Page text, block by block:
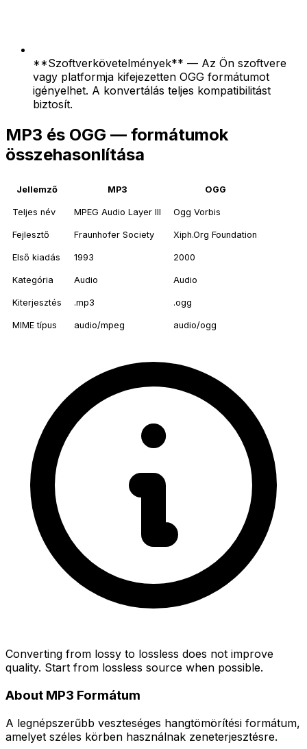
**Szoftverkövetelmények** — Az Ön szoftvere
vagy platformja kifejezetten OGG formátumot
igényelhet. A konvertálás teljes kompatibilitást
biztosít.
MP3 és OGG — formátumok
összehasonlítása
Jellemző MP3 OGG
Teljes név MPEG Audio Layer III Ogg Vorbis
Fejlesztő Fraunhofer Society Xiph.Org Foundation
Első kiadás 1993 2000
Kategória Audio Audio
Kiterjesztés .mp3 .ogg
MIME típus audio/mpeg audio/ogg
Converting from lossy to lossless does not improve
quality. Start from lossless source when possible.
About MP3 Formátum
A legnépszerűbb veszteséges hangtömörítési formátum,
amelyet széles körben használnak zeneterjesztésre.